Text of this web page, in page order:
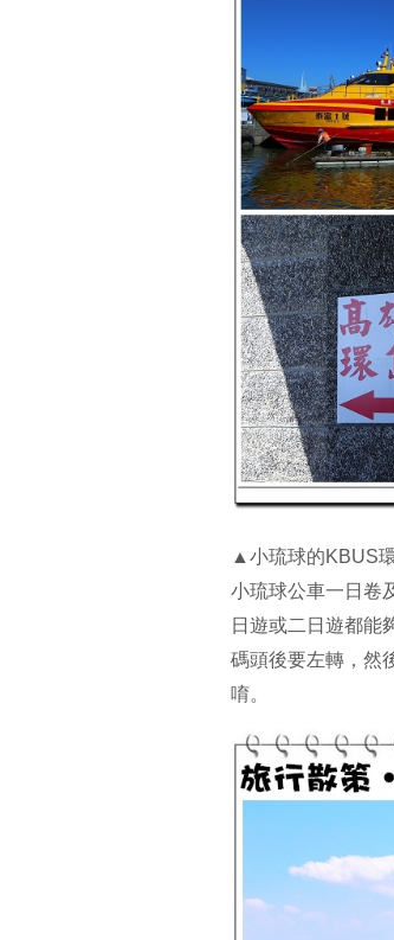
▲小琉球的KBUS
小琉球公車一日卷
日遊或二日遊都能
碼頭後要左轉，然
唷。